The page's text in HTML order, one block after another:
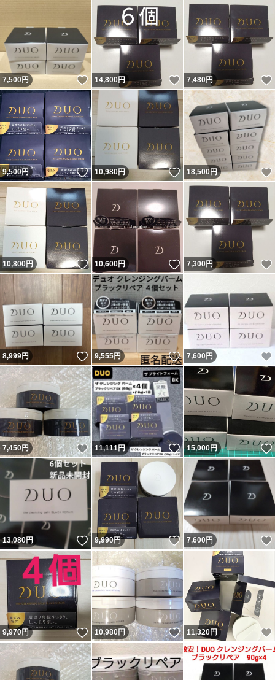
7,500円 いいね！
14,800円 いいね！
7,480円
9,500円 いいね！
10,980円 いいね！
18,500円
10,800円 いいね！
10,600円 いいね！
7,300円
8,999円 いいね！
9,555円 いいね！
7,600 円
7,450円 いいね！
11,111円 いいね！
15,000円
13,080円 いいね！
9,990円 いいね！
7,600円
9,970円 いいね！
10,980円 いいね！
11,320円